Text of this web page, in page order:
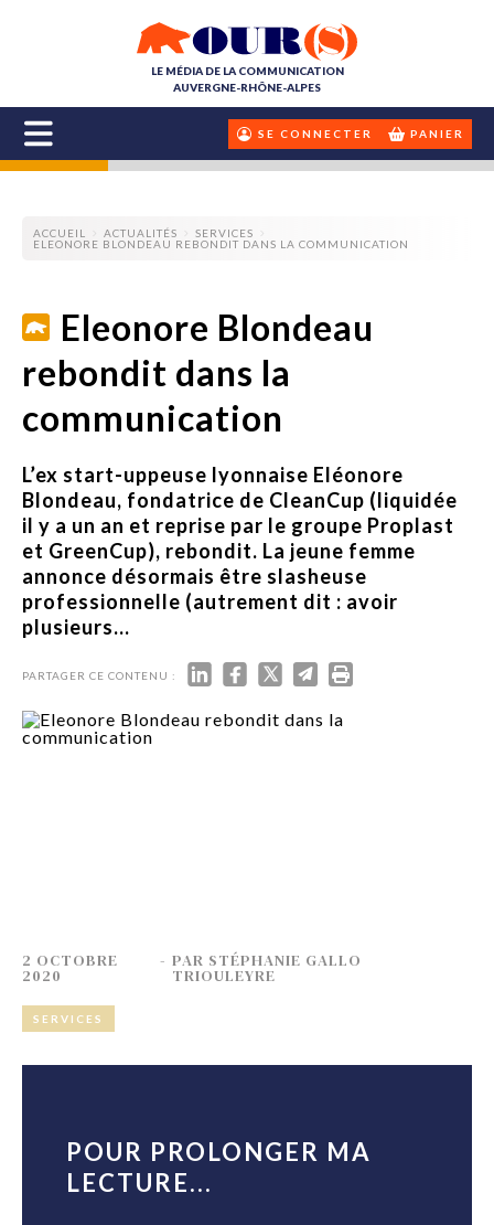
LE MÉDIA DE LA COMMUNICATION
AUVERGNE-RHÔNE-ALPES
SE CONNECTER PANIER
ACCUEIL ACTUALITÉS
SERVICES
ELEONORE BLONDEAU REBONDIT DANS LA COMMUNICATION
Eleonore Blondeau
rebondit dans la
communication
L’ex start-uppeuse lyonnaise Eléonore
Blondeau, fondatrice de CleanCup (liquidée
il y a un an et reprise par le groupe Proplast
et GreenCup), rebondit. La jeune femme
annonce désormais être slasheuse
professionnelle (autrement dit : avoir
plusieurs...
PARTAGER CE CONTENU :
2 OCTOBRE
2020
- PAR STÉPHANIE GALLO
TRIOULEYRE
SERVICES
POUR PROLONGER MA
LECTURE...